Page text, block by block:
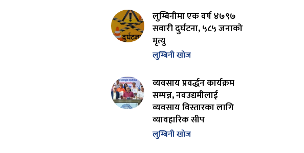
लुम्बिनीमा एक वर्ष ४७९७
सवारी दुर्घटना, ५८५ जनाको
मृत्यु
लुम्बिनी खोज
व्यवसाय प्रवर्द्धन कार्यक्रम
सम्पन्न, नवउद्यमीलाई
व्यवसाय विस्तारका लागि
व्यावहारिक सीप
लुम्बिनी खोज